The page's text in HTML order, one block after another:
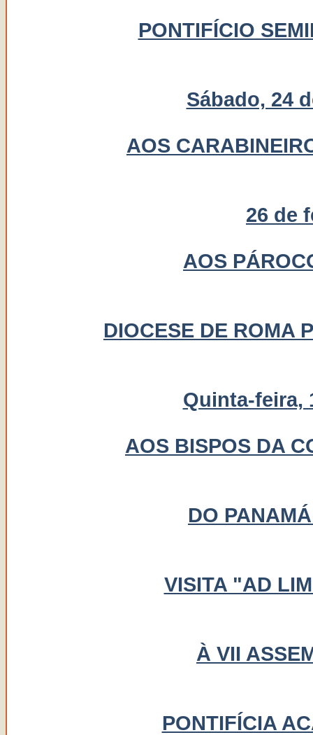
PONTIFÍCIO
Sábado, 24
AOS
26 de
AOS
DIOCESE DE ROMA
Quinta-feira,
AOS BISPOS DA
DO
VISITA "AD
À VII
PONTIFÍCIA